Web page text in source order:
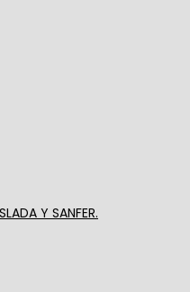
Y SANFER.